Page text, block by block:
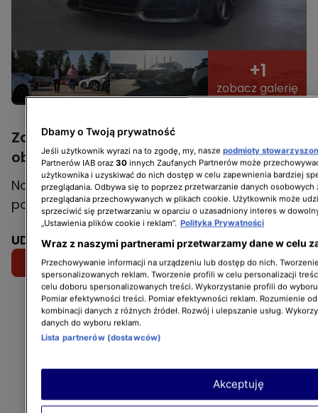
+1
zobacz galerię
Zawodowi handlarze - seria 19. Kiedy
obejrzeć?
Nowe odcinki"Zawodowych handlarzy"będą
pojawiać sięw niedziele o 14:00.
UDOSTĘPNIJ:
Dbamy o Twoją prywatność
Jeśli użytkownik wyrazi na to zgodę, my, nasze podmioty
Partnerów IAB oraz 30 innych Zaufanych Partnerów może
użytkownika i uzyskiwać do nich dostęp w celu zapewnienia bardziej
przeglądania. Odbywa się to poprzez przetwarzanie danych osobowych
przeglądania przechowywanych w plikach cookie. Użytkownik może
sprzeciwić się przetwarzaniu w oparciu o uzasadniony interes w
„Ustawienia plików cookie i reklam”. Polityka Prywatności
Wraz z naszymi partnerami przetwarzamy dane w celu
Przechowywanie informacji na urządzeniu lub dostęp do nich.
spersonalizowanych reklam. Tworzenie profili w celu personalizacji
celu doboru spersonalizowanych treści. Wykorzystanie profili do
Pomiar efektywności treści. Pomiar efektywności reklam. Rozumienie
kombinacji danych z różnych źródeł. Rozwój i ulepszanie usług.
danych do wyboru reklam.
Lista partnerów (dostawców)
Akceptuję